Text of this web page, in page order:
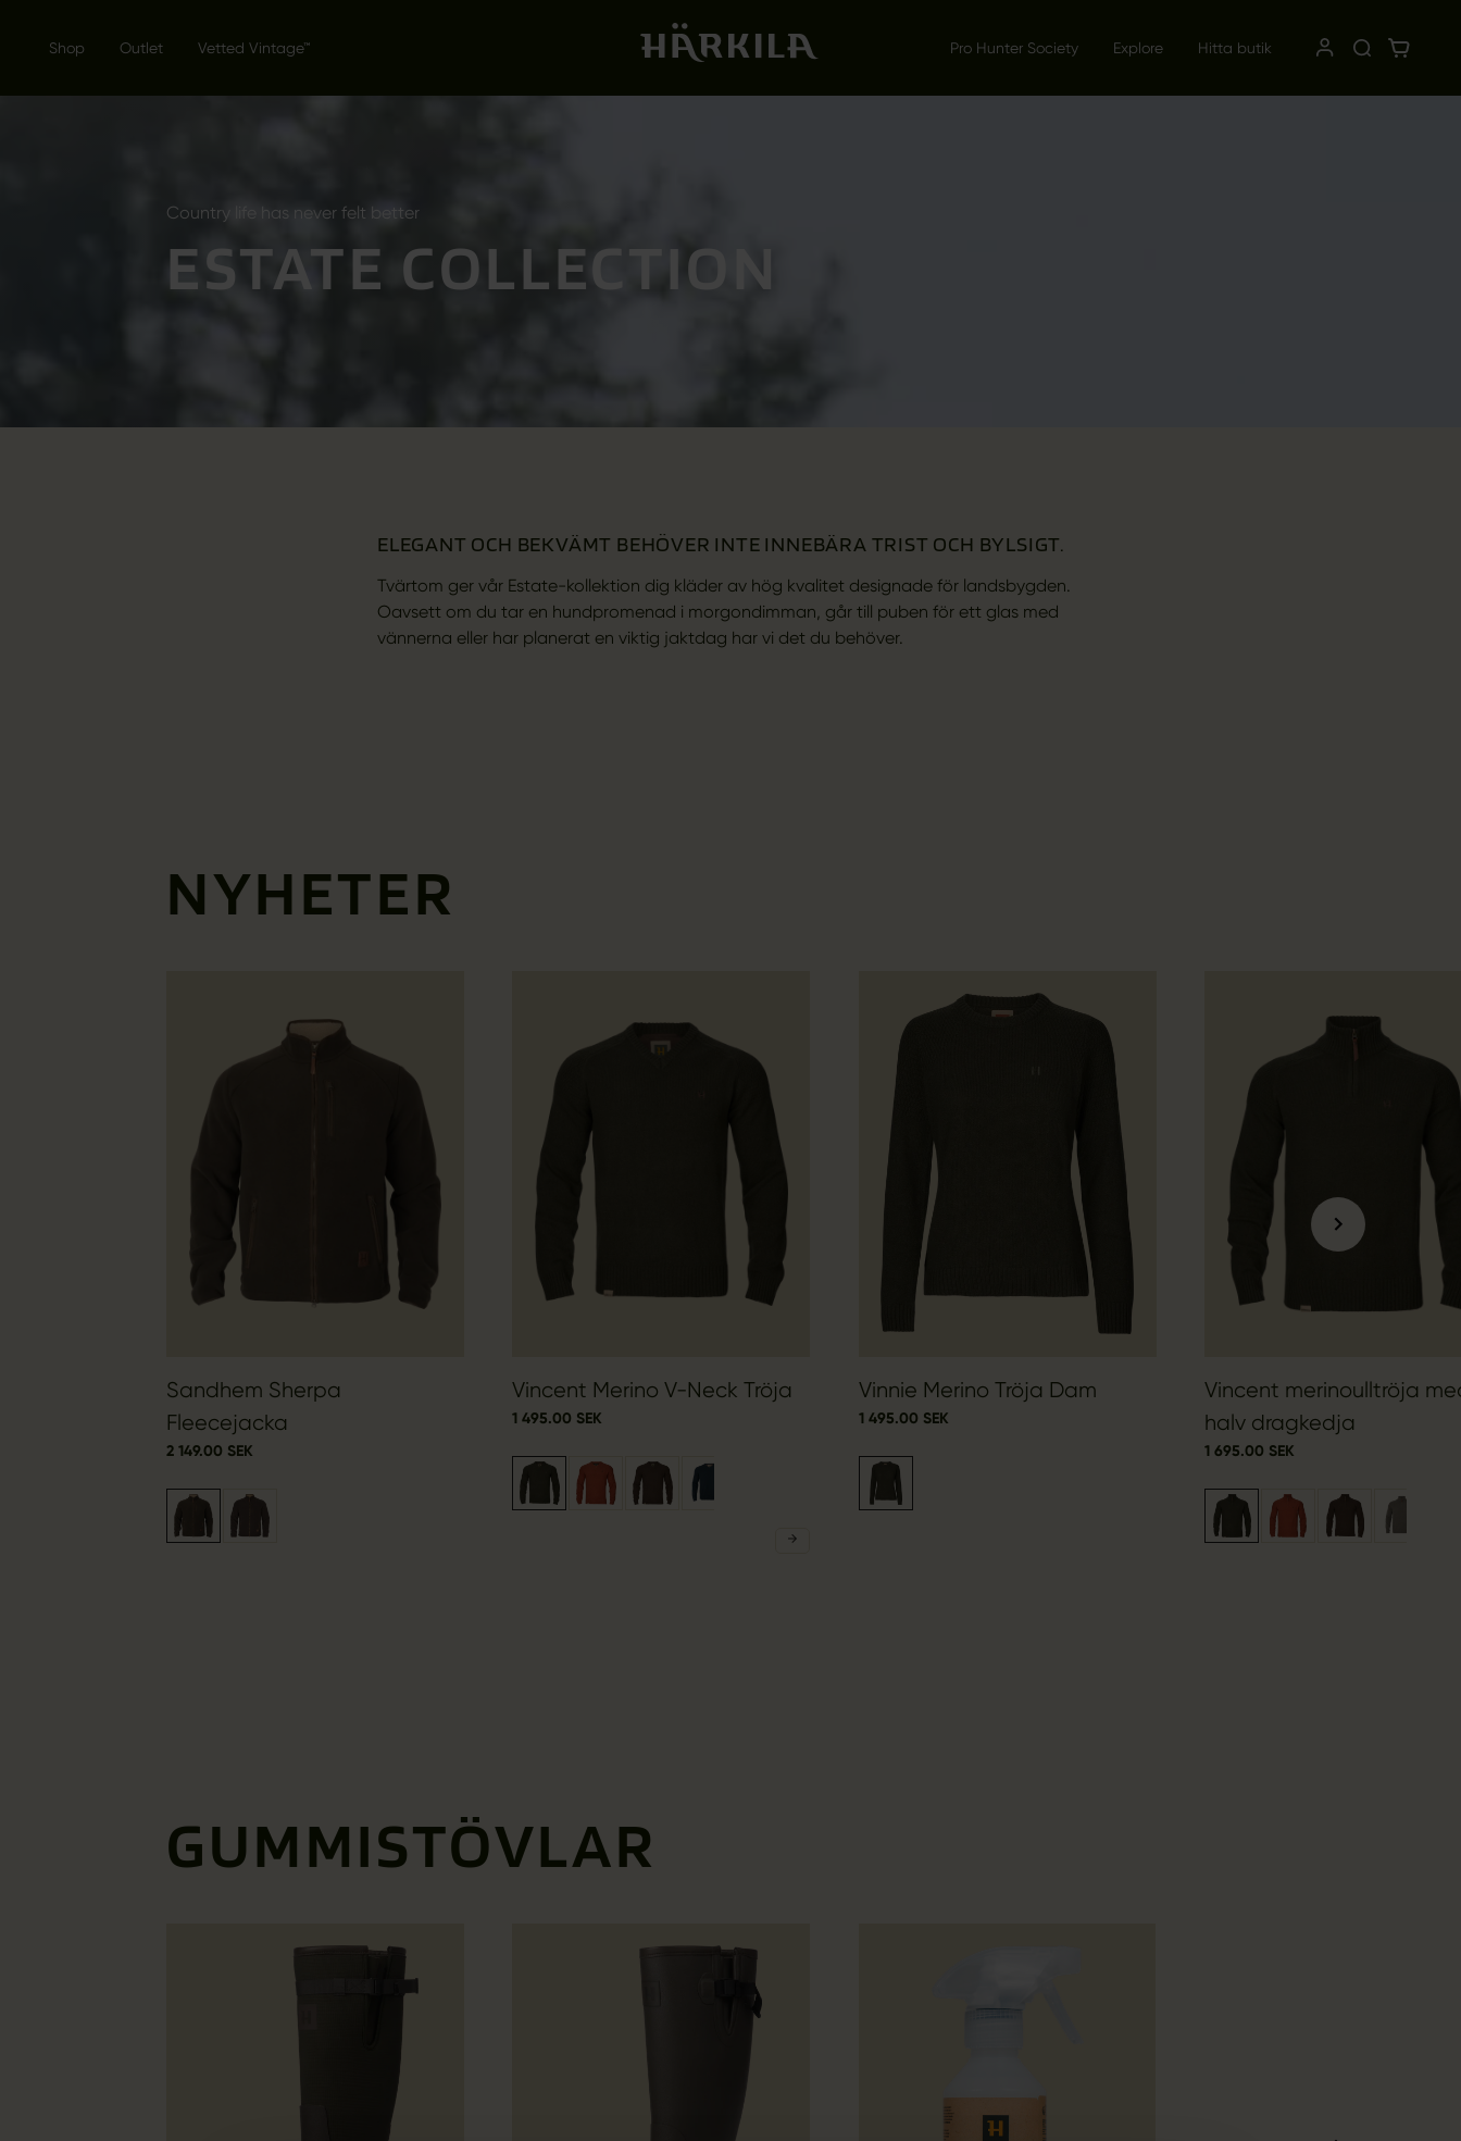
Shop Outlet Vetted Vintage™ Pro Hunter Society Explore Hitta butik
Country life has never felt better
ESTATE COLLECTION
ELEGANT OCH BEKVÄMT BEHÖVER INTE INNEBÄRA TRIST OCH BYLSIGT.
Tvärtom ger vår Estate-kollektion dig kläder av hög kvalitet designade för landsbygden.
Oavsett om du tar en hundpromenad i morgondimman, går till puben för ett glas med
vännerna eller har planerat en viktig jaktdag har vi det du behöver.
NYHETER
Sandhem Sherpa
Fleecejacka
2 149.00 SEK
Vincent Merino V-Neck Tröja
1 495.00 SEK
Vinnie Merino Tröja Dam
1 495.00 SEK
Vincent merinoulltröja
halv dragkedja
1 695.00 SEK
GUMMISTÖVLAR